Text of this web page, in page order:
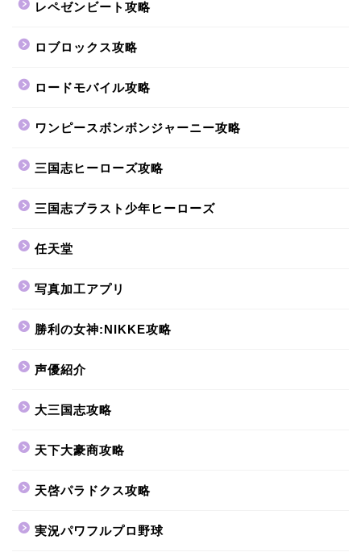
レペゼンビート攻略
ロブロックス攻略
ロードモバイル攻略
ワンピースボンボンジャーニー攻略
三国志ヒーローズ攻略
三国志ブラスト少年ヒーローズ
任天堂
写真加工アプリ
勝利の女神:NIKKE攻略
声優紹介
大三国志攻略
天下大豪商攻略
天啓パラドクス攻略
実況パワフルプロ野球